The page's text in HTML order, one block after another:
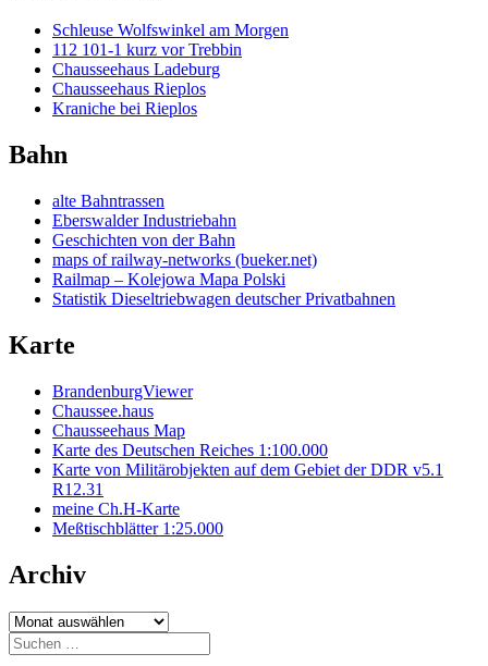
Schleuse Wolfswinkel am Morgen
112 101-1 kurz vor Trebbin
Chausseehaus Ladeburg
Chausseehaus Rieplos
Kraniche bei Rieplos
Bahn
alte Bahntrassen
Eberswalder Industriebahn
Geschichten von der Bahn
maps of railway-networks (bueker.net)
Railmap – Kolejowa Mapa Polski
Statistik Dieseltriebwagen deutscher Privatbahnen
Karte
BrandenburgViewer
Chaussee.haus
Chausseehaus Map
Karte des Deutschen Reiches 1:100.000
Karte von Militärobjekten auf dem Gebiet der DDR v5.1
R12.31
meine Ch.H-Karte
Meßtischblätter 1:25.000
Archiv
Archiv
Suchen
nach: